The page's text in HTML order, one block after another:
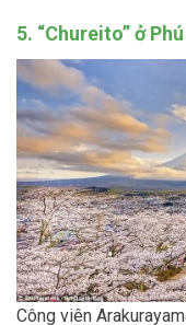
5. “Chureito” ở
Công viên